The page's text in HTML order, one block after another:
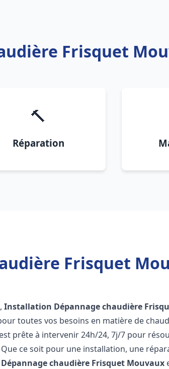
Frisquet
🔨
Réparation
Frisquet
,Installation Dépannage chaudière
toutes vos besoins en matière de
prête à intervenir 24h/24, 7j/7 pour
ce soit pour une installation, une
chaudière Frisquet Mouvaux